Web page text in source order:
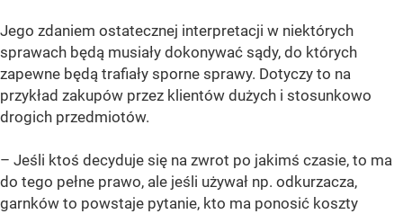
Jego zdaniem ostatecznej interpretacji w niektórych
sprawach będą musiały dokonywać sądy, do których
zapewne będą trafiały sporne sprawy. Dotyczy to na
przykład zakupów przez klientów dużych i stosunkowo
drogich przedmiotów.
– Jeśli ktoś decyduje się na zwrot po jakimś czasie, to ma
do tego pełne prawo, ale jeśli używał np. odkurzacza,
garnków to powstaje pytanie, kto ma ponosić koszty